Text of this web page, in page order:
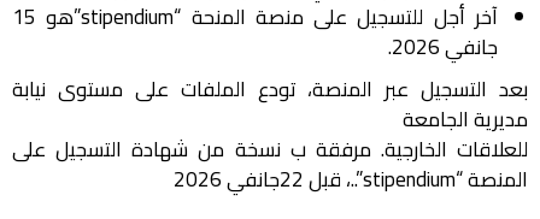
آخر أجل للتسجيل على منصة المنحة “stipendium”هو 15
جانفي 2026.
بعد التسجيل عبر المنصة، تودع الملفات على مستوى نيابة
مديرية الجامعة
للعلاقات الخارجية. مرفقة ب نسخة من شهادة التسجيل على
المنصة “stipendium”..، قبل 22جانفي 2026